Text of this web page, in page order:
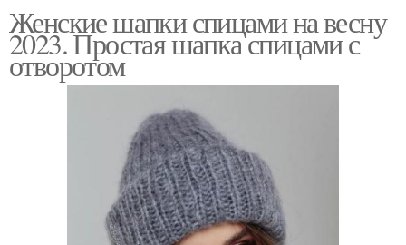
Женские шапки спицами на весну
2023. Простая шапка спицами с
отворотом